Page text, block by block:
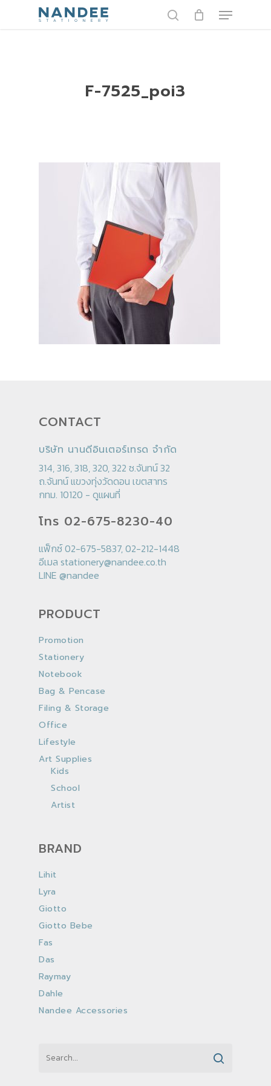
Menu
F-7525_poi3
CONTACT
บริษัท นานดีอินเตอร์เทรด จำกัด
314, 316, 318, 320, 322 ซ.จันทน์ 32
ถ.จันทน์ แขวงทุ่งวัดดอน เขตสาทร
กทม. 10120 - ดูแผนที่
โทร 02-675-8230-40
แฟ็กซ์ 02-675-5837, 02-212-1448
อีเมล stationery@nandee.co.th
LINE @nandee
PRODUCT
Promotion
Stationery
Notebook
Bag & Pencase
Filing & Storage
Office
Lifestyle
Art Supplies
Kids
School
Artist
BRAND
Lihit
Lyra
Giotto
Giotto Bebe
Fas
Das
Raymay
Dahle
Nandee Accessories